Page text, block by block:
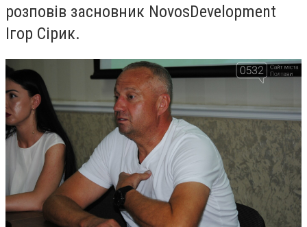
розповів засновник NovosDevelopment
Ігор Сірик.